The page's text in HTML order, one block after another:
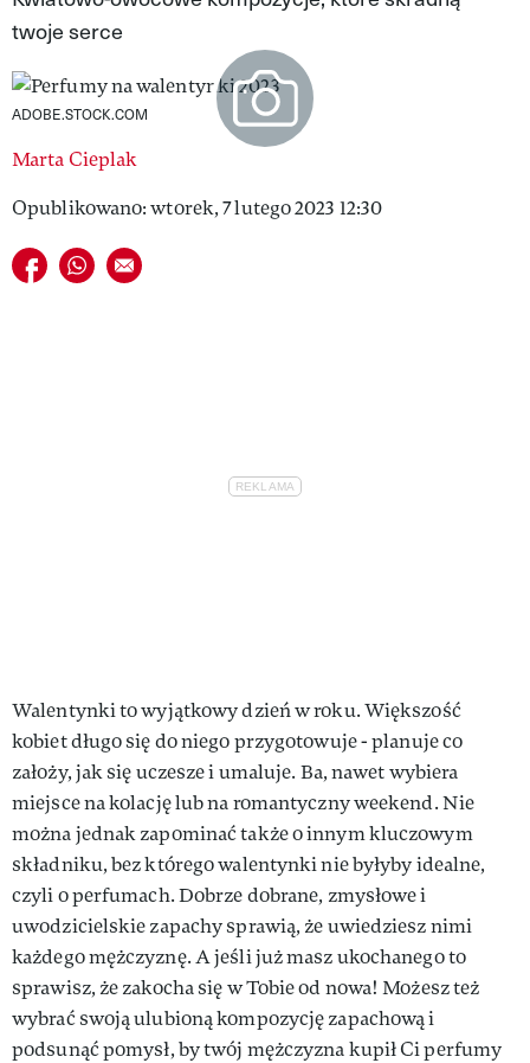
VIVA!LIFESTYLE
VIVA!MAN
twoje serce
ADOBE.STOCK.COM
Marta Cieplak
Opublikowano: wtorek, 7 lutego 2023 12:30
Udostępnij na facebook
Udostępnij na whatsapp
E-mail do przyjaciela
Walentynki to wyjątkowy dzień w roku. Większość
kobiet długo się do niego przygotowuje - planuje co
założy, jak się uczesze i umaluje. Ba, nawet wybiera
miejsce na kolację lub na romantyczny weekend. Nie
można jednak zapominać także o innym kluczowym
składniku, bez którego walentynki nie byłyby idealne,
czyli o perfumach. Dobrze dobrane, zmysłowe i
uwodzicielskie zapachy sprawią, że uwiedziesz nimi
każdego mężczyznę. A jeśli już masz ukochanego to
sprawisz, że zakocha się w Tobie od nowa! Możesz też
wybrać swoją ulubioną kompozycję zapachową i
podsunąć pomysł, by twój mężczyzna kupił Ci perfumy